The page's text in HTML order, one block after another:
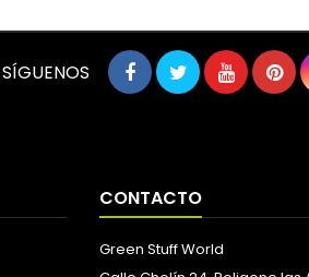
SÍGUENOS
CONTACTO
Green Stuff World